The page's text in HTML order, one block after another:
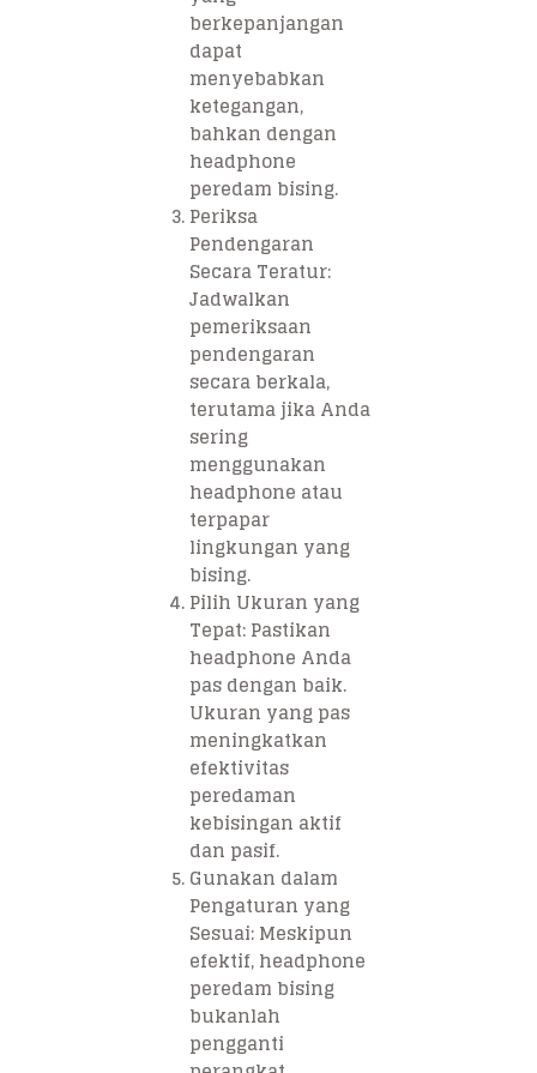
berkepanjangan
dapat
menyebabkan
ketegangan,
bahkan dengan
headphone
peredam bising.
Periksa
Pendengaran
Secara Teratur:
Jadwalkan
pemeriksaan
pendengaran
secara berkala,
terutama jika Anda
sering
menggunakan
headphone atau
terpapar
lingkungan yang
bising.
Pilih Ukuran yang
Tepat: Pastikan
headphone Anda
pas dengan baik.
Ukuran yang pas
meningkatkan
efektivitas
peredaman
kebisingan aktif
dan pasif.
Gunakan dalam
Pengaturan yang
Sesuai: Meskipun
efektif, headphone
peredam bising
bukanlah
pengganti